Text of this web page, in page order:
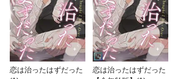
恋は治ったはずだった
恋は治ったはずだった